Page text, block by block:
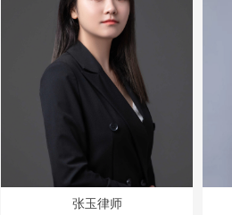
段
款、贩卖毒品、职务侵占、盗窃、敲
诈勒索、强制猥亵、组织介绍卖淫、
合同诈骗、非法经营、销假、侵犯著
作权、制作复制贩卖传播淫秽物品牟
利等常见刑事犯罪领域以及非法组织
卖血、伪造国家机关证件、非法生产
买卖警用装备等较为少见的犯罪领
田冬明律师擅于处理复杂疑难案
件，具有丰富的实践经验。董某帮信
经
款
税
作
如
强
社
帮
涉
韩
张玉律师